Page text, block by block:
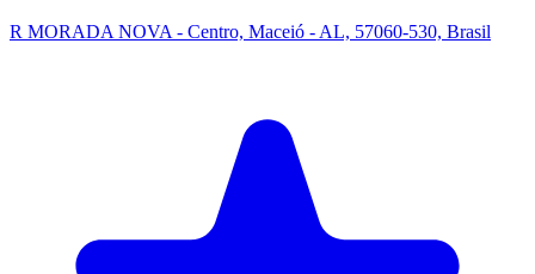
R MORADA NOVA - Centro, Maceió - AL, 57060-530, Brasil